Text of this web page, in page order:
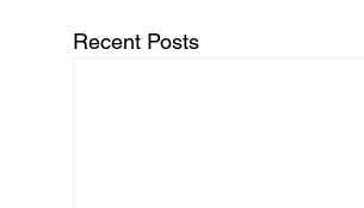
Recent Posts